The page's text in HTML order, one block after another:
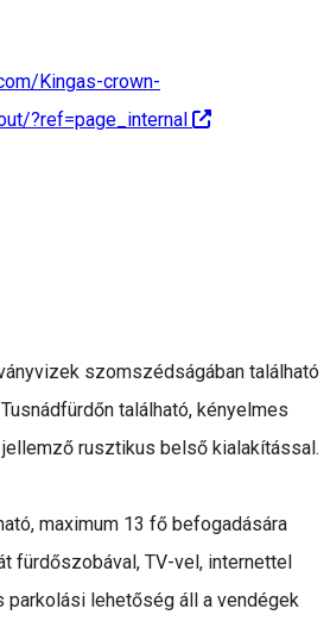
Kingas-crown-
?ref=page_internal
szomszédságában található
található, kényelmes
rusztikus belső kialakítással.
maximum 13 fő befogadására
fürdőszobával, TV-vel, internettel
parkolási lehetőség áll a vendégek